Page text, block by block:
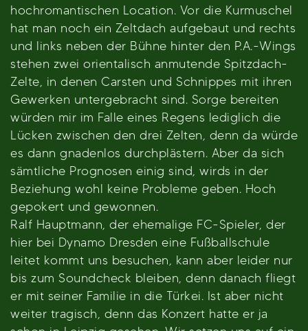
hochromantischen Location. Vor die Kurmuschel
hat man noch ein Zeltdach aufgebaut und rechts
und links neben der Bühne hinter den P.A.-Wings
stehen zwei orientalisch anmutende Spitzdach-
Zelte, in denen Carsten und Schnippes mit ihren
Gewerken untergebracht sind. Sorge bereiten
würden mir im Falle eines Regens lediglich die
Lücken zwischen den drei Zelten, denn da würde
es dann gnadenlos durchplästern. Aber da sich
sämtliche Prognosen einig sind, wirds in der
Beziehung wohl keine Probleme geben. Hoch
gepokert und gewonnen.
Ralf Hauptmann, der ehemalige FC-Spieler, der
hier bei Dynamo Dresden eine Fußballschule
leitet kommt uns besuchen, kann aber leider nur
bis zum Soundcheck bleiben, denn danach fliegt
er mit seiner Familie in die Türkei. Ist aber nicht
weiter tragisch, denn das Konzert hatte er ja